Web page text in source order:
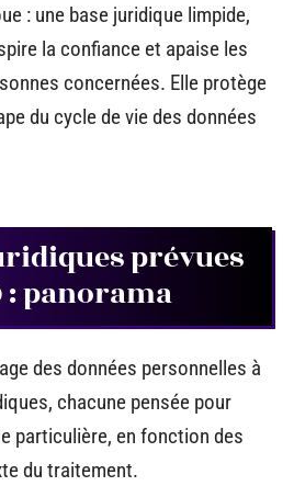
: une base juridique limpide,
la confiance et apaise les
concernées. Elle protège
du cycle de vie des données
prévues
: panorama
des données personnelles à
chacune pensée pour
particulière, en fonction des
du traitement.